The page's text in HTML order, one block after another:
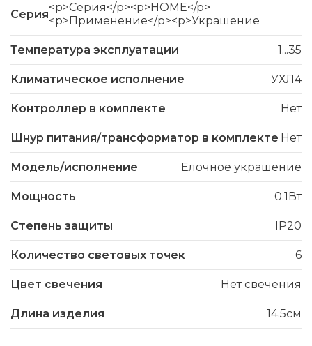
Серия<p>Серия</p><p>HOME</p>
<p>Применение</p><p>Украшение
Температура эксплуатации 1...35
Климатическое исполнение УХЛ4
Контроллер в комплекте Нет
Шнур питания/трансформатор в комплекте Нет
Модель/исполнение Елочное украшение
Мощность 0.1Вт
Степень защиты IP20
Количество световых точек 6
Цвет свечения Нет свечения
Длина изделия 14.5см